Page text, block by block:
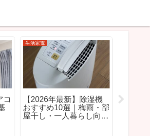
免許センター・施設情報
光明池免許センターの混
雑は？月曜日のピーク時
間と空いている時間を解
【2026